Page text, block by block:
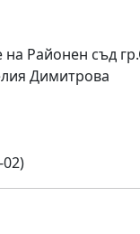
на Районен съд
Димитрова